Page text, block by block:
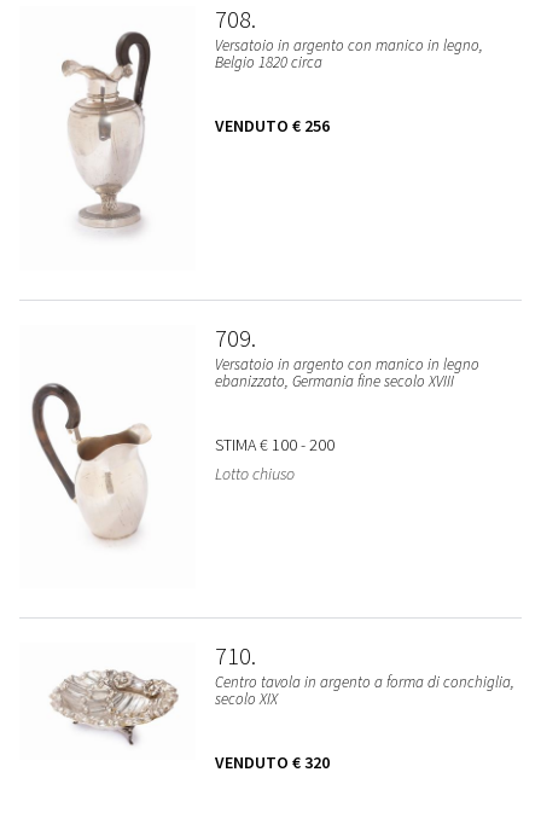
708
Versatoio in argento con manico in legno,
Belgio 1820 circa
VENDUTO € 256
709
Versatoio in argento con manico in legno
ebanizzato, Germania fine secolo XVIII
STIMA€ 100 - 200
Lotto chiuso
710
Centro tavola in argento a forma di conchiglia,
secolo XIX
VENDUTO € 320